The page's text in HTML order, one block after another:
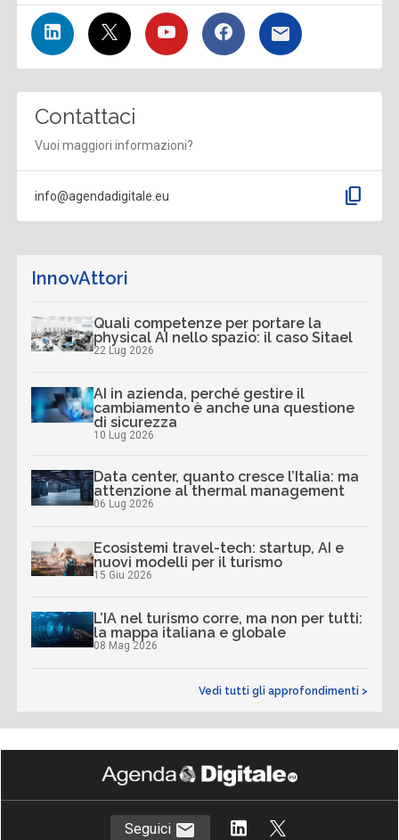
Contattaci
Vuoi maggiori informazioni?
info@agendadigitale.eu content_copy
InnovAttori
Quali competenze per portare la
physical AI nello spazio: il caso Sitael
22 Lug 2026
AI in azienda, perché gestire il
cambiamento è anche una questione
di sicurezza
10 Lug 2026
Data center, quanto cresce l’Italia: ma
attenzione al thermal management
06 Lug 2026
Ecosistemi travel-tech: startup, AI e
nuovi modelli per il turismo
15 Giu 2026
L’IA nel turismo corre, ma non per tutti:
la mappa italiana e globale
08 Mag 2026
Vedi tutti gli approfondimenti >
Seguici